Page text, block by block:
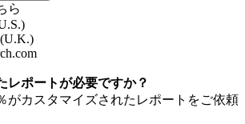
ら
レポートが必要ですか？
がカスタマイズされたレポートをご依頼